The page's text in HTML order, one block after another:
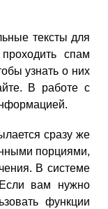
тексты для
спам
узнать о них
В работе с
сразу же
порциями,
В системе
вам нужно
функции